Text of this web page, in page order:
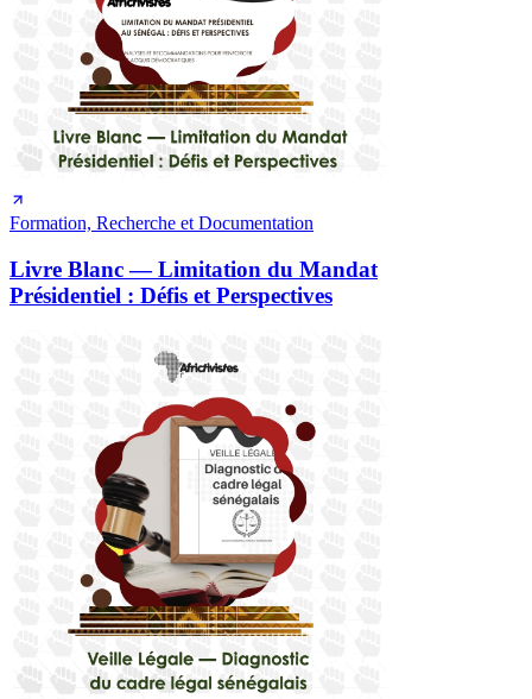
Formation, Recherche et Documentation
Livre Blanc — Limitation du Mandat
Présidentiel : Défis et Perspectives